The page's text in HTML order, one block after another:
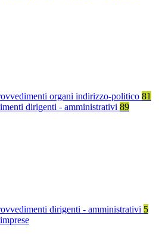
organi indirizzo-politico 81
dirigenti - amministrativi 89
dirigenti - amministrativi 5